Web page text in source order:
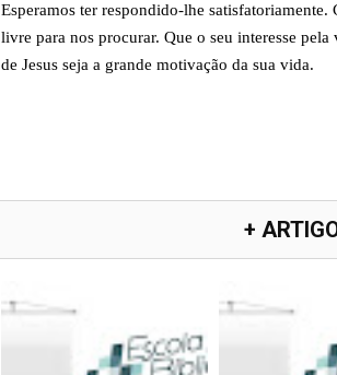
Esperamos ter respondido-lhe
livre para nos procurar. Que o seu interesse
de Jesus seja a grande motivação da sua vida.
+